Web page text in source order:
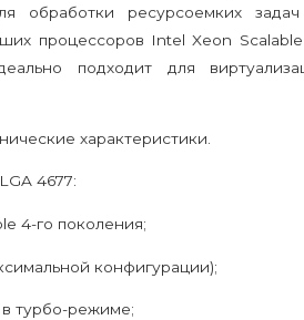
обработки ресурсоемких
процессоров Intel Xeon
подходит для
характеристики.
4677:
4-го поколения;
конфигурации);
в турбо-режиме;